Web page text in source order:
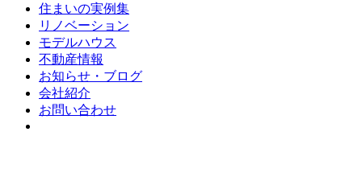
住まいの実例集
リノベーション
モデルハウス
不動産情報
お知らせ・ブログ
会社紹介
お問い合わせ